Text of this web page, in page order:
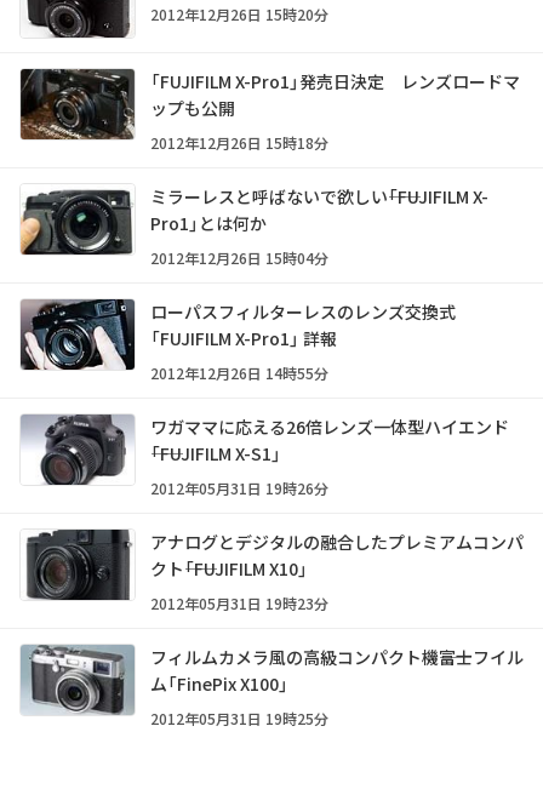
2012年12月26日 15時20分
「FUJIFILM X-Pro1」発売日決定 レンズロードマ
ップも公開
2012年12月26日 15時18分
ミラーレスと呼ばないで欲しい――「FUJIFILM X-
Pro1」とは何か
2012年12月26日 15時04分
ローパスフィルターレスのレンズ交換式
「FUJIFILM X-Pro1」 詳報
2012年12月26日 14時55分
ワガママに応える26倍レンズ一体型ハイエンド
――「FUJIFILM X-S1」
2012年05月31日 19時26分
アナログとデジタルの融合したプレミアムコンパ
クト――「FUJIFILM X10」
2012年05月31日 19時23分
フィルムカメラ風の高級コンパクト機――富士フイル
ム「FinePix X100」
2012年05月31日 19時25分